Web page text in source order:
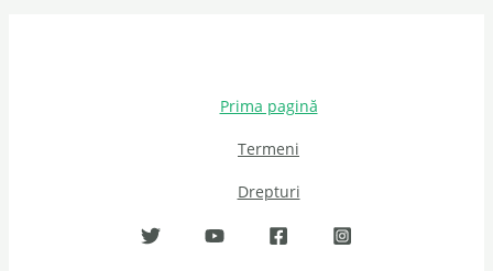
Prima pagină
Termeni
Drepturi